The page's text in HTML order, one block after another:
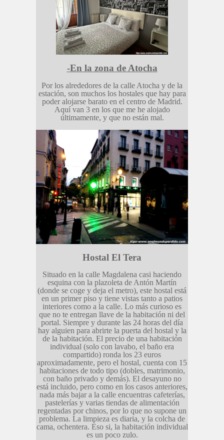
-En la zona de Atocha
Por los alrededores de la calle Atocha y de la
estación, son muchos los hostales que hay para
poder alojarse barato en el centro de Madrid.
Aquí van 3 en los que me he alojado
últimamente, y que no están mal.
Hostal El Tera
Situado en la calle Magdalena casi haciendo
esquina con la plazoleta de Antón Martín
(donde se coge y deja el metro), este hostal está
en un primer piso y tiene vistas tanto a patios
interiores como a la calle. Lo más curioso es
que no te entregan llave de la habitación ni del
portal. Siempre y durante las 24 horas del día
hay alguien para abrirte la puerta del hostal y la
de la habitación. El precio de una habitación
individual (solo con lavabo, el baño era
compartido) ronda los 23 euros
aproximadamente, pero el hostal, cuenta con 15
habitaciones de todo tipo (dobles, matrimonio,
con baño privado y demás). El desayuno no
está incluido, pero como en los casos anteriores,
nada más bajar a la calle encuentras cafeterías,
pastelerías y varias tiendas de alimentación
regentadas por chinos, por lo que no supone un
problema. La limpieza es diaria, y la colcha de
cama, ochentera. Eso si, la habitación individual
es un poco zulo.